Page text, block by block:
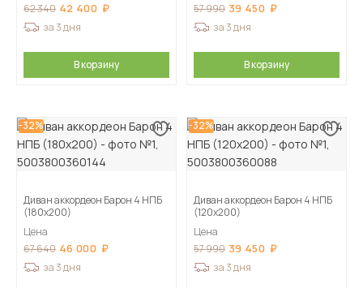
62 340 42 400
за 3 дня
В корзину
57 990 39 450
за 3 дня
В корзину
-32%
Диван аккордеон Барон 4 НПБ
(180х200)
Цена
67 640 46 000
за 3 дня
-32%
Диван аккордеон Барон 4 НПБ
(120х200)
Цена
57 990 39 450
за 3 дня